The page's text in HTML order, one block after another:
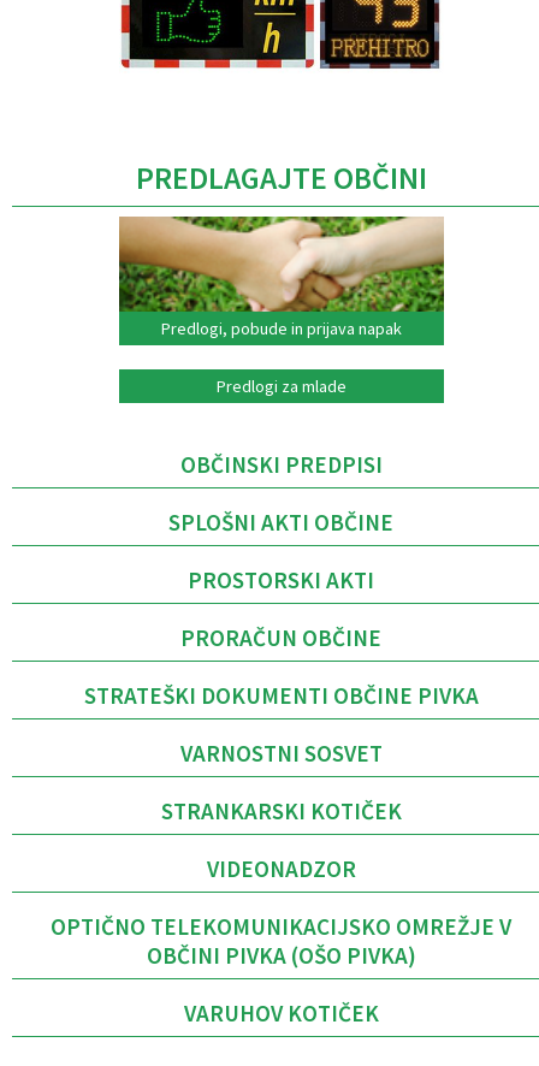
PREDLAGAJTE OBČINI
Predlogi, pobude in prijava napak
Predlogi za mlade
OBČINSKI PREDPISI
SPLOŠNI AKTI OBČINE
PROSTORSKI AKTI
PRORAČUN OBČINE
STRATEŠKI DOKUMENTI OBČINE PIVKA
VARNOSTNI SOSVET
STRANKARSKI KOTIČEK
VIDEONADZOR
OPTIČNO TELEKOMUNIKACIJSKO OMREŽJE V
OBČINI PIVKA (OŠO PIVKA)
VARUHOV KOTIČEK